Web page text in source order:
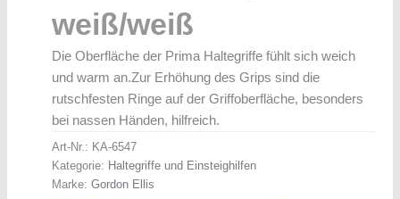
weiß/weiß
Die Oberfläche der Prima Haltegriffe fühlt sich weich
und warm an.Zur Erhöhung des Grips sind die
rutschfesten Ringe auf der Griffoberfläche, besonders
bei nassen Händen, hilfreich.
Art-Nr.: KA-6547
Kategorie: Haltegriffe und Einsteighilfen
Marke: Gordon Ellis